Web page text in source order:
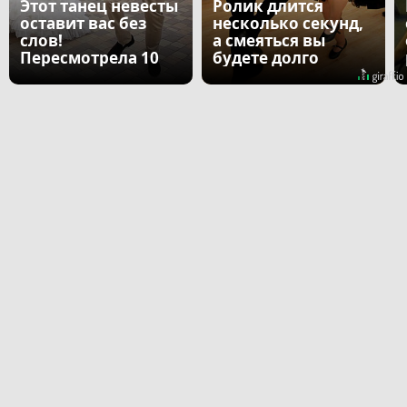
Этот танец невесты
оставит вас без
слов!
Пересмотрела 10
Ролик длится
несколько секунд,
а смеяться вы
будете долго